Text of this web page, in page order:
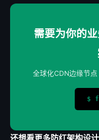
需要为你的
全球化CDN边缘节点
$
还想看更多防红架构设计